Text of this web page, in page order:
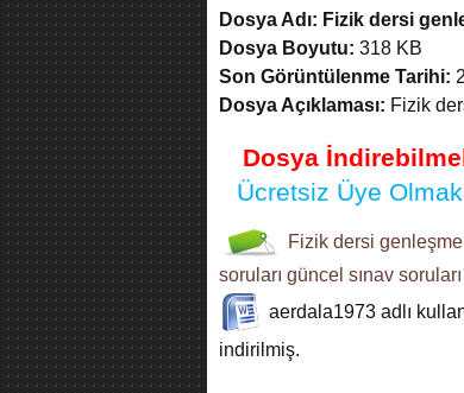
Dosya Adı: Fizik dersi
Dosya Boyutu: 318 KB
Son Görüntülenme Tarihi:
Dosya Açıklaması: Fizik
Dosya
Ücretsiz Üye Olmak
Fizik dersi genleşme
soruları güncel sınav soruları
aerdala1973 adlı
indirilmiş.